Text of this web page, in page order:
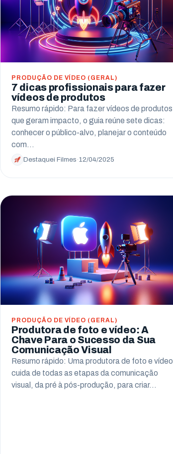
PRODUÇÃO DE VÍDEO (GERAL)
7 dicas profissionais para fazer
vídeos de produtos
Resumo rápido: Para fazer vídeos de produtos
que geram impacto, o guia reúne sete dicas:
conhecer o público-alvo, planejar o conteúdo
com…
Destaquei Filmes ·12/04/2025
PRODUÇÃO DE VÍDEO (GERAL)
Produtora de foto e vídeo: A
Chave Para o Sucesso da Sua
Comunicação Visual
Resumo rápido: Uma produtora de foto e vídeo
cuida de todas as etapas da comunicação
visual, da pré à pós-produção, para criar…